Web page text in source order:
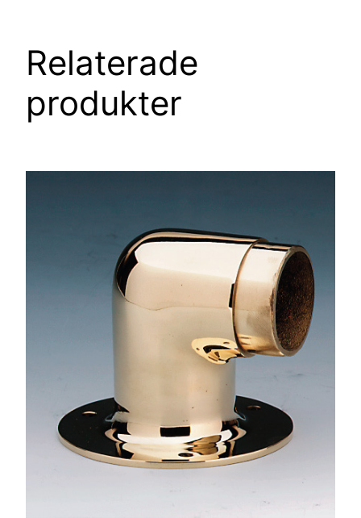
Relaterade
produkter